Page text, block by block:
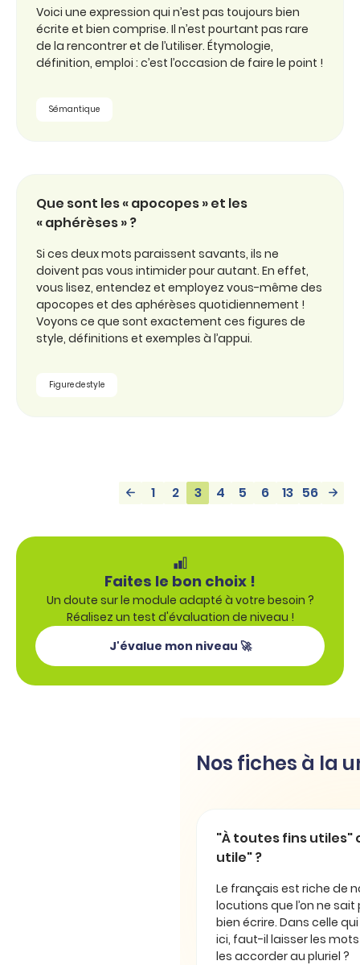
Voici une expression qui n’est pas toujours bien
écrite et bien comprise. Il n’est pourtant pas rare
de la rencontrer et de l’utiliser. Étymologie,
définition, emploi : c’est l’occasion de faire le point !
Sémantique
Que sont les « apocopes » et les
« aphérèses » ?
Si ces deux mots paraissent savants, ils ne
doivent pas vous intimider pour autant. En effet,
vous lisez, entendez et employez vous-même des
apocopes et des aphérèses quotidiennement !
Voyons ce que sont exactement ces figures de
style, définitions et exemples à l’appui.
Figure de style
1 2 3 4 5 6 13 56
Faites le bon choix !
Un doute sur le module adapté à votre besoin ?
Réalisez un test d'évaluation de niveau !
J'évalue mon niveau 🚀
Nos fiches à la
"À toutes fins utiles"
utile" ?
Le français est riche de
locutions que l’on ne
bien écrire. Dans celle
ici, faut-il laisser les
les accorder au pluriel ?